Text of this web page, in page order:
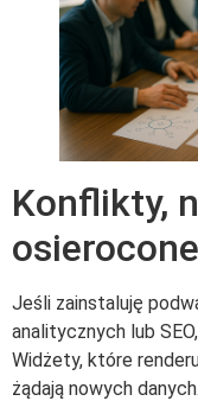
Konflikty,
Jeśli zainstaluję
analitycznych lub
Widżety, które
żądają nowych